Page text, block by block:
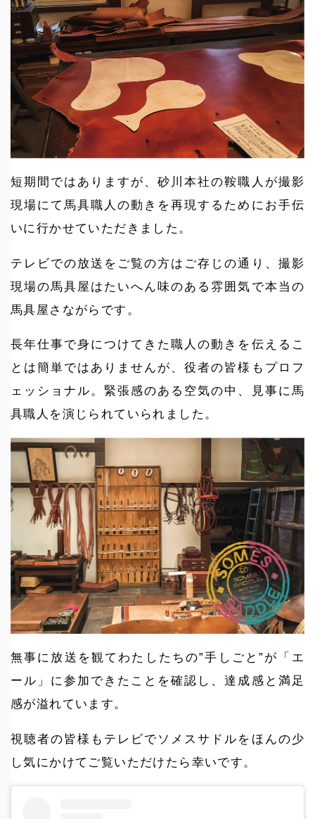
短期間ではありますが、砂川本社の鞍職人が撮影
現場にて馬具職人の動きを再現するためにお手伝
いに行かせていただきました。
テレビでの放送をご覧の方はご存じの通り、撮影
現場の馬具屋はたいへん味のある雰囲気で本当の
馬具屋さながらです。
長年仕事で身につけてきた職人の動きを伝えるこ
とは簡単ではありませんが、役者の皆様もプロフ
ェッショナル。緊張感のある空気の中、見事に馬
具職人を演じられていられました。
無事に放送を観てわたしたちの”手しごと”が「エ
ール」に参加できたことを確認し、達成感と満足
感が溢れています。
視聴者の皆様もテレビでソメスサドルをほんの少
し気にかけてご覧いただけたら幸いです。